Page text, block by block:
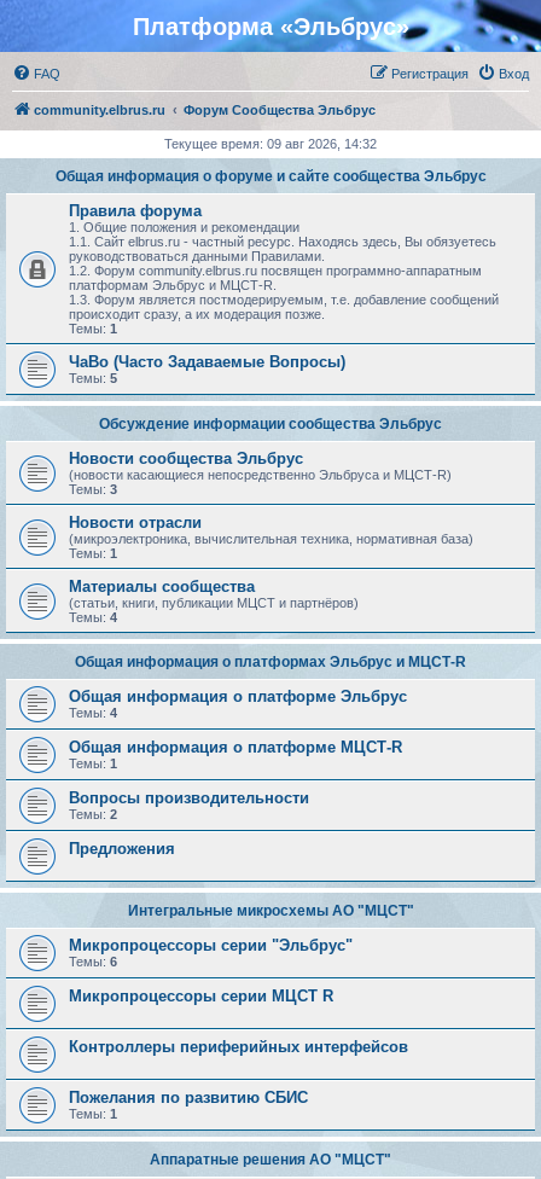
Платформа «Эльбрус»
FAQ Вход
Регистрация
community.elbrus.ru Форум Сообщества Эльбрус
Текущее время: 09 авг 2026, 14:32
Общая информация о форуме и сайте сообщества Эльбрус
Правила форума
1. Общие положения и рекомендации
1.1. Сайт elbrus.ru - частный ресурс. Находясь здесь, Вы обязуетесь
руководствоваться данными Правилами.
1.2. Форум community.elbrus.ru посвящен программно-аппаратным
платформам Эльбрус и МЦСТ-R.
1.3. Форум является постмодерируемым, т.е. добавление сообщений
происходит сразу, а их модерация позже.
Темы: 1
ЧаВо (Часто Задаваемые Вопросы)
Темы: 5
Обсуждение информации сообщества Эльбрус
Новости сообщества Эльбрус
(новости касающиеся непосредственно Эльбруса и МЦСТ-R)
Темы: 3
Новости отрасли
(микроэлектроника, вычислительная техника, нормативная база)
Темы: 1
Материалы сообщества
(статьи, книги, публикации МЦСТ и партнёров)
Темы: 4
Общая информация о платформах Эльбрус и МЦСТ-R
Общая информация о платформе Эльбрус
Темы: 4
Общая информация о платформе МЦСТ-R
Темы: 1
Вопросы производительности
Темы: 2
Предложения
Интегральные микросхемы АО "МЦСТ"
Микропроцессоры серии "Эльбрус"
Темы: 6
Микропроцессоры серии МЦСТ R
Контроллеры периферийных интерфейсов
Пожелания по развитию СБИС
Темы: 1
Аппаратные решения АО "МЦСТ"